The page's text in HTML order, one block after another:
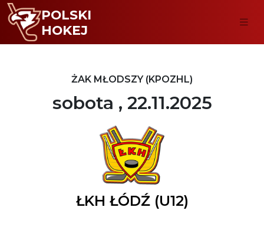
POLSKI
HOKEJ
ŻAK MŁODSZY (KPOZHL)
sobota , 22.11.2025
ŁKH ŁÓDŹ (U12)